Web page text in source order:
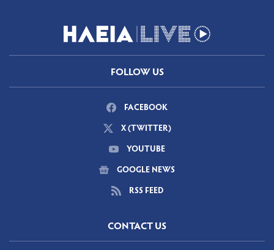
FOLLOW US
FACEBOOK
X (TWITTER)
YOUTUBE
GOOGLE NEWS
RSS FEED
CONTACT US